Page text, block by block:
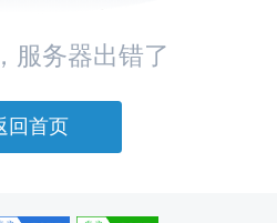
服务器出错了
回首页